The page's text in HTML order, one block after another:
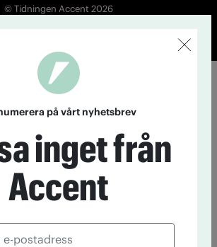
© Tidningen Accent 2026
Personuppgiftspolicy
på vårt nyhetsbrev
inget från
Accent